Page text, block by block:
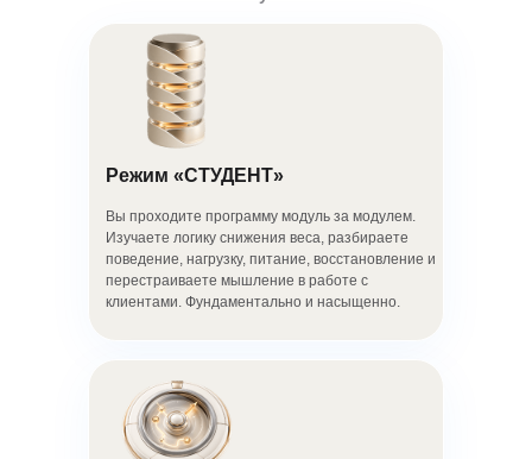
Режим «СТУДЕНТ»
Вы проходите программу модуль за модулем.
Изучаете логику снижения веса, разбираете
поведение, нагрузку, питание, восстановление и
перестраиваете мышление в работе с
клиентами. Фундаментально и насыщенно.
Тест-драйв
курса
Получите гостевой доступ на сутки.
Посмотрите уроки и оцените курс-
навигатор.